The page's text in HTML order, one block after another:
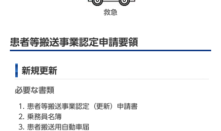
救急
患者等搬送事業認定申請要領
新規更新
必要な書類
患者等搬送事業認定（更新）申請書
乗務員名簿
患者搬送用自動車届